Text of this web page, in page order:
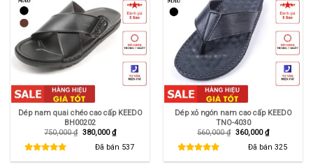
Dép nam quai chéo cao cấp KEEDO
BH00202
750,000₫ Giá
750,000 ₫.
380,000₫Giá
hiện
tại
là:
380,000 ₫.
Đã bán 537
Dép xỏ ngón nam cao cấp KEEDO
TNO-4030
560,000₫ Giá
560,000 ₫.
360,000₫Giá
hiện
tại
là:
360,000 ₫.
Đã bán 325